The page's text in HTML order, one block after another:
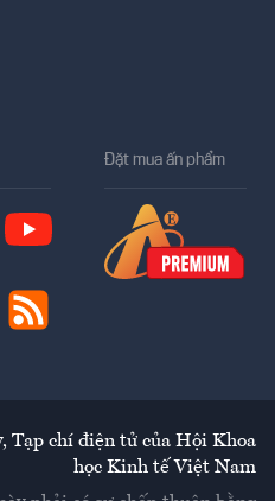
Đặt mua ấn phẩm
, Tạp chí điện tử của Hội Khoa
học Kinh tế Việt Nam